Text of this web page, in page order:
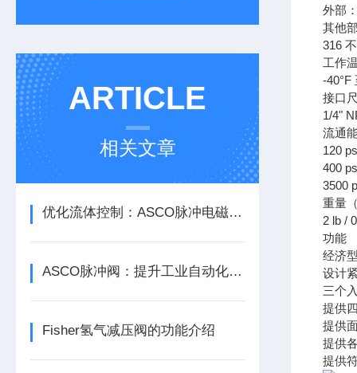
ARTICLE
相关文章
优化流体控制：ASCO脉冲电磁阀在流体管路系统中的重要作用
ASCO脉冲阀：提升工业自动化水平的得力助手
Fisher氢气减压阀的功能介绍
外部
其他
316
工作
-40°F
接口
1/4"
流通
120
400
3500
重量
2 lb /
功能
经济
设计
三个
提供
提供
提供
提供